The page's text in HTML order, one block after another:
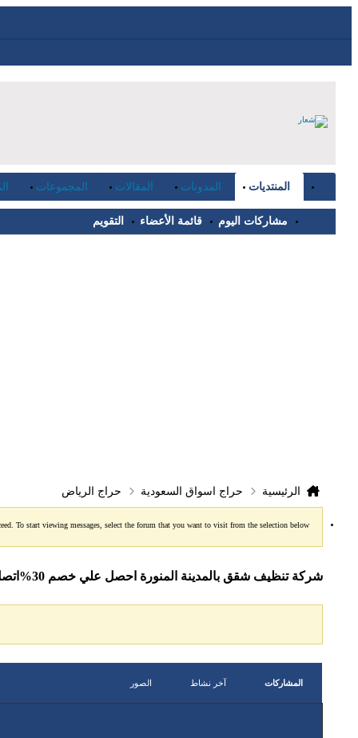
المنتديات المدونات المقالات المجموعات
مشاركات اليوم قائمة الأعضاء التقويم
الرئيسية حراج اسواق السعودية حراج الرياض
To start viewing messages, select the forum that you want to visit from the selection below.
شركة تنظيف شقق بالمدينة المنورة احصل علي خصم 30%اتصل بـ0506083803
المشاركات آخر نشاط الصور